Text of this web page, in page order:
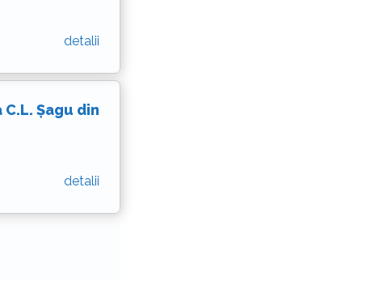
detalii
Șagu din
detalii